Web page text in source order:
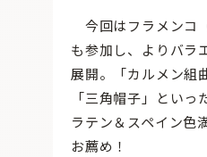
今回はフラメンコ
も参加し、よりバラ
展開。「カルメン組
「三角帽子」とい
ラテン＆スペイン色
お薦め！